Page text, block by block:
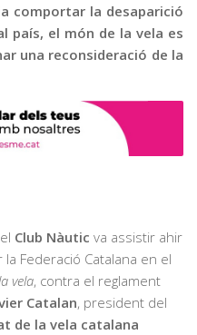
comportar la desaparició
país, el món de la vela es
una reconsideració de la
Club Nàutic va assistir ahir
Federació Catalana en el
vela, contra el reglament
Catalan, president del
de la vela catalana